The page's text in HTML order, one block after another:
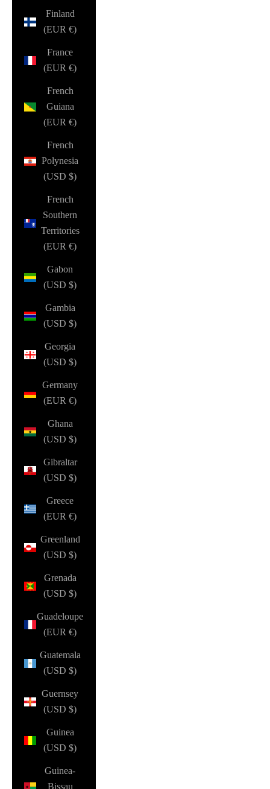
Finland
(EUR €)
France
(EUR €)
French
Guiana
(EUR €)
French
Polynesia
(USD $)
French
Southern
Territories
(EUR €)
Gabon
(USD $)
Gambia
(USD $)
Georgia
(USD $)
Germany
(EUR €)
Ghana
(USD $)
Gibraltar
(USD $)
Greece
(EUR €)
Greenland
(USD $)
Grenada
(USD $)
Guadeloupe
(EUR €)
Guatemala
(USD $)
Guernsey
(USD $)
Guinea
(USD $)
Guinea-
Bissau